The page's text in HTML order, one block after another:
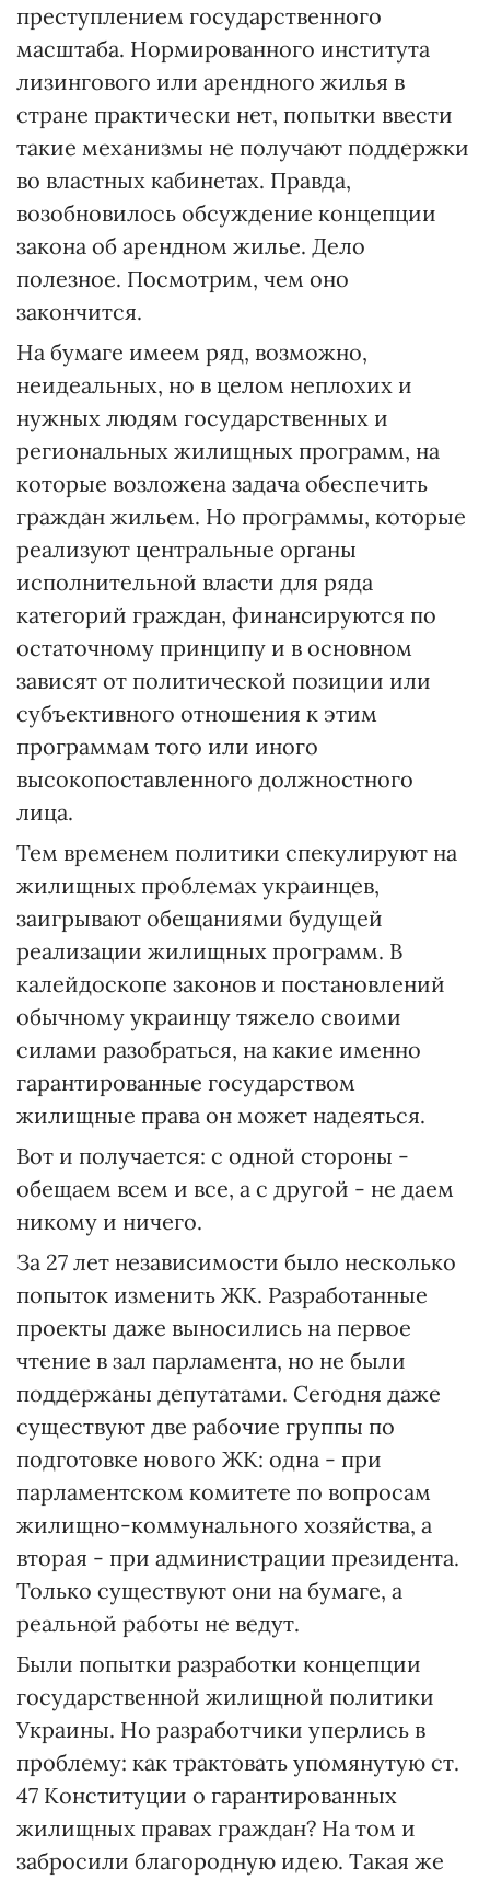
преступлением государственного
масштаба. Нормированного института
лизингового или арендного жилья в
стране практически нет, попытки ввести
такие механизмы не получают поддержки
во властных кабинетах. Правда,
возобновилось обсуждение концепции
закона об арендном жилье. Дело
полезное. Посмотрим, чем оно
закончится.
На бумаге имеем ряд, возможно,
неидеальных, но в целом неплохих и
нужных людям государственных и
региональных жилищных программ, на
которые возложена задача обеспечить
граждан жильем. Но программы, которые
реализуют центральные органы
исполнительной власти для ряда
категорий граждан, финансируются по
остаточному принципу и в основном
зависят от политической позиции или
субъективного отношения к этим
программам того или иного
высокопоставленного должностного
лица.
Тем временем политики спекулируют на
жилищных проблемах украинцев,
заигрывают обещаниями будущей
реализации жилищных программ. В
калейдоскопе законов и постановлений
обычному украинцу тяжело своими
силами разобраться, на какие именно
гарантированные государством
жилищные права он может надеяться.
Вот и получается: с одной стороны -
обещаем всем и все, а с другой - не даем
никому и ничего.
За 27 лет независимости было несколько
попыток изменить ЖК. Разработанные
проекты даже выносились на первое
чтение в зал парламента, но не были
поддержаны депутатами. Сегодня даже
существуют две рабочие группы по
подготовке нового ЖК: одна - при
парламентском комитете по вопросам
жилищно-коммунального хозяйства, а
вторая - при администрации президента.
Только существуют они на бумаге, а
реальной работы не ведут.
Были попытки разработки концепции
государственной жилищной политики
Украины. Но разработчики уперлись в
проблему: как трактовать упомянутую ст.
47 Конституции о гарантированных
жилищных правах граждан? На том и
забросили благородную идею. Такая же